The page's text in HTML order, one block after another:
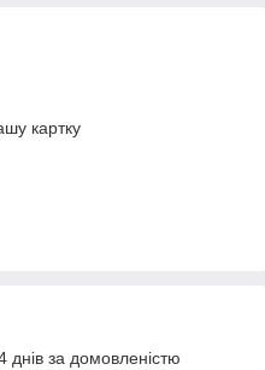
картку
за домовленістю